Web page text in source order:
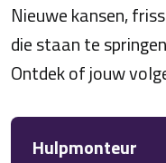
Nieuwe kansen,
die staan te
Ontdek of jouw
Hulpmonteur